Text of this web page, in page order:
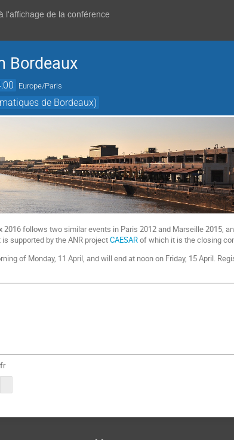
l'affichage de la conférence
Bordeaux
Europe/Paris
de Bordeaux)
2016 follows two similar events in Paris 2012 and Marseille 2015,
supported by the ANR projectCAESARof which it is the closing
of Monday, 11 April, and will end at noon on Friday, 15 April.